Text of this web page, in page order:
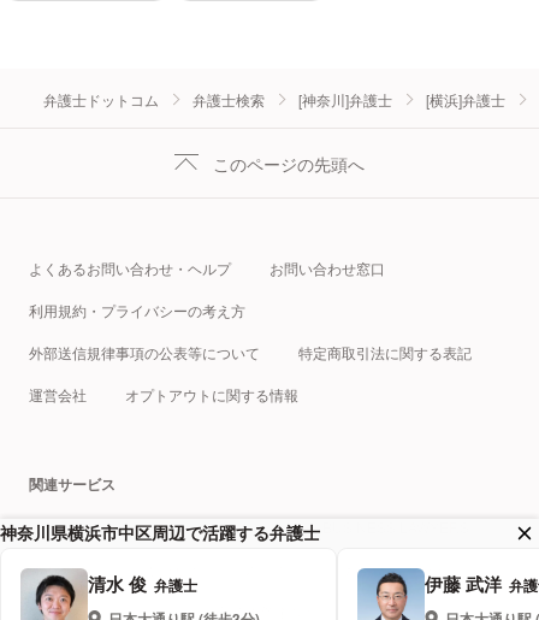
神奈川県横浜市中区周辺で活躍する弁護士
清水 俊 弁護士
伊藤 武洋 弁
弁護士ドットコム 弁護士検索 [神奈川]弁護士 [横浜]弁護士
このページの先頭へ
よくあるお問い合わせ・ヘルプ お問い合わせ窓口
利用規約・プライバシーの考え方
外部送信規律事項の公表等について 特定商取引法に関する表記
運営会社 オプトアウトに関する情報
関連サービス
税理士ドットコム クラウドサイン
弁護士ドットコムキャリア プロフェッショナルテック総研
相続弁護士 ドットコム 企業法務弁護士 ドットコム